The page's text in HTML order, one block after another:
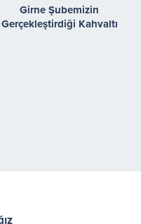
Girne Şubemizin
Gerçekleştirdiği Kahvaltı